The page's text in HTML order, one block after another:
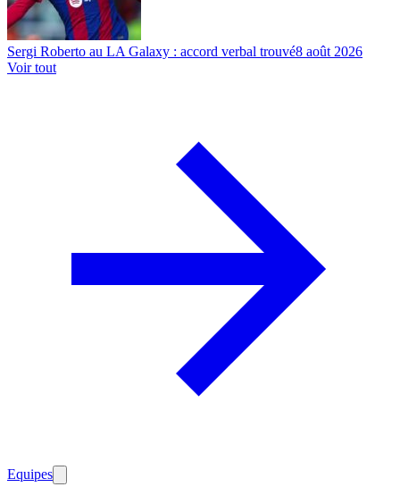
Sergi Roberto au LA Galaxy : accord verbal trouvé8 août 2026
Voir tout
Equipes